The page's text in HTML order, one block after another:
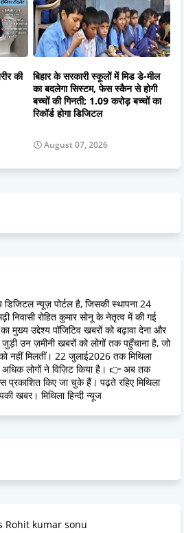
की
बिहार के सरकारी स्कूलों में मिड डे-मील
का बदलेगा सिस्टम, फेस स्कैन से होगी
बच्चों की गिनती; 1.09 करोड़ बच्चों का
रिकॉर्ड होगा डिजिटल
August 07, 2026
डिजिटल न्यूज़ पोर्टल है, जिसकी स्थापना 24
निवासी रोहित कुमार सोनू के नेतृत्व में की गई
उद्देश्य पॉजिटिव खबरों को बढ़ावा देना और
उन ज़मीनी खबरों को लोगों तक पहुँचाना है, जो
नहीं मिलतीं। 22 जुलाई2026 तक मिथिला
लोगों ने विज़िट किया है। 👉 अब तक
किए जा चुके हैं। पढ़ते रहिए मिथिला
खबर। मिथिला हिन्दी न्यूज
Rohit kumar sonu